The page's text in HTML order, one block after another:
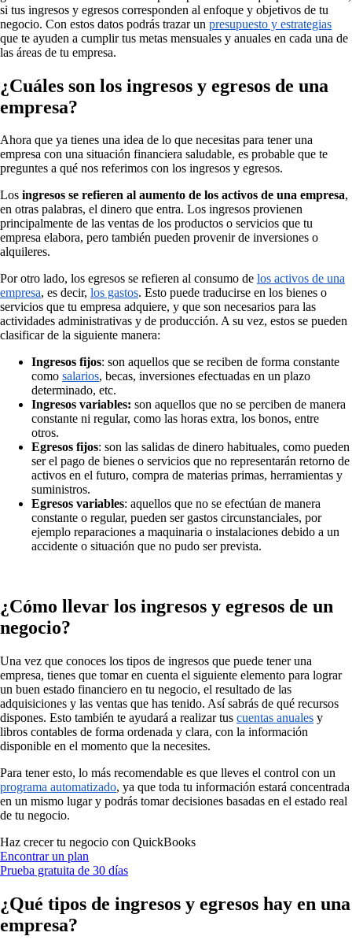
si tus ingresos y egresos corresponden al enfoque y objetivos de tu
negocio. Con estos datos podrás trazar un presupuesto y estrategias
que te ayuden a cumplir tus metas mensuales y anuales en cada una de
las áreas de tu empresa.
¿Cuáles son los ingresos y egresos de una
empresa?
Ahora que ya tienes una idea de lo que necesitas para tener una
empresa con una situación financiera saludable, es probable que te
preguntes a qué nos referimos con los ingresos y egresos.
Los ingresos se refieren al aumento de los activos de una empresa,
en otras palabras, el dinero que entra. Los ingresos provienen
principalmente de las ventas de los productos o servicios que tu
empresa elabora, pero también pueden provenir de inversiones o
alquileres.
Por otro lado, los egresos se refieren al consumo de los activos de una
empresa, es decir, los gastos. Esto puede traducirse en los bienes o
servicios que tu empresa adquiere, y que son necesarios para las
actividades administrativas y de producción. A su vez, estos se pueden
clasificar de la siguiente manera:
Ingresos fijos: son aquellos que se reciben de forma constante
como salarios, becas, inversiones efectuadas en un plazo
determinado, etc.
Ingresos variables: son aquellos que no se perciben de manera
constante ni regular, como las horas extra, los bonos, entre
otros.
Egresos fijos: son las salidas de dinero habituales, como pueden
ser el pago de bienes o servicios que no representarán retorno de
activos en el futuro, compra de materias primas, herramientas y
suministros.
Egresos variables: aquellos que no se efectúan de manera
constante o regular, pueden ser gastos circunstanciales, por
ejemplo reparaciones a maquinaria o instalaciones debido a un
accidente o situación que no pudo ser prevista.
¿Cómo llevar los ingresos y egresos de un
negocio?
Una vez que conoces los tipos de ingresos que puede tener una
empresa, tienes que tomar en cuenta el siguiente elemento para lograr
un buen estado financiero en tu negocio, el resultado de las
adquisiciones y las ventas que has tenido. Así sabrás de qué recursos
dispones. Esto también te ayudará a realizar tus cuentas anuales y
libros contables de forma ordenada y clara, con la información
disponible en el momento que la necesites.
Para tener esto, lo más recomendable es que lleves el control con un
programa automatizado, ya que toda tu información estará concentrada
en un mismo lugar y podrás tomar decisiones basadas en el estado real
de tu negocio.
Haz crecer tu negocio con QuickBooks
Encontrar un plan
Prueba gratuita de 30 días
¿Qué tipos de ingresos y egresos hay en una
empresa?